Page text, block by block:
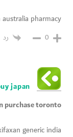
pharmacy
0 رد
japan
purchase toronto
generic india